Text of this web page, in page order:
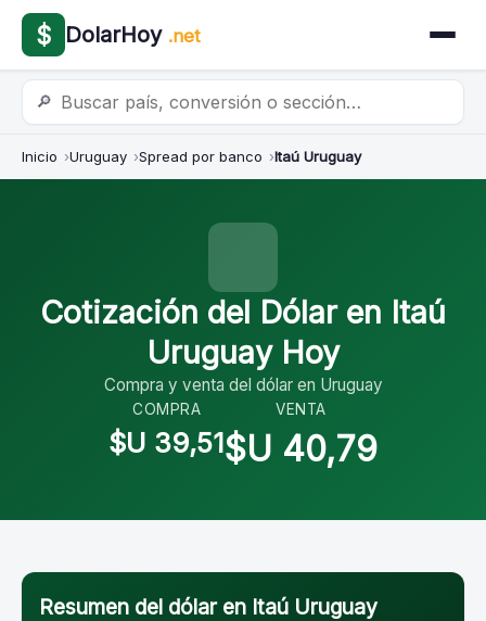
$ DolarHoy .net
🔎
Inicio Uruguay Spread por banco Itaú Uruguay
Cotización del Dólar en Itaú
Uruguay Hoy
Compra y venta del dólar en Uruguay
COMPRA
$U 39,51
VENTA
$U 40,79
Resumen del dólar en Itaú Uruguay